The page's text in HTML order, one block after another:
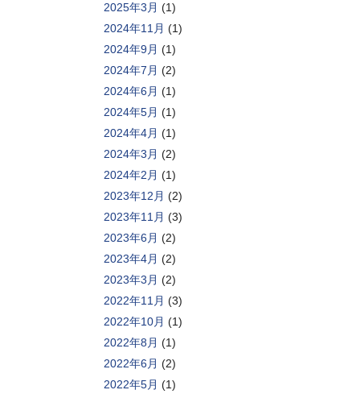
2025年3月 (1)
2024年11月 (1)
2024年9月 (1)
2024年7月 (2)
2024年6月 (1)
2024年5月 (1)
2024年4月 (1)
2024年3月 (2)
2024年2月 (1)
2023年12月 (2)
2023年11月 (3)
2023年6月 (2)
2023年4月 (2)
2023年3月 (2)
2022年11月 (3)
2022年10月 (1)
2022年8月 (1)
2022年6月 (2)
2022年5月 (1)